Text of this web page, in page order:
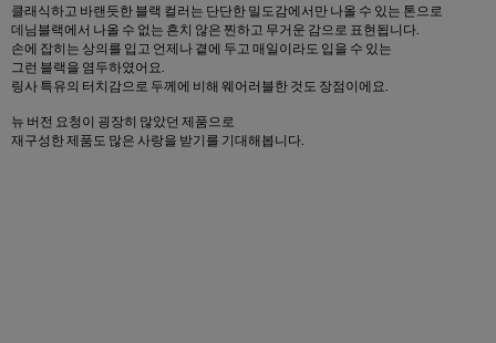
클래식하고 바랜듯한 블랙 컬러는 단단한 밀도감에서만 나올 수 있는 톤으로
데님블랙에서 나올 수 없는 흔치 않은 찐하고 무거운 감으로 표현됩니다.
손에 잡히는 상의를 입고 언제나 곁에 두고 매일이라도 입을 수 있는
그런 블랙을 염두하였어요.
링사 특유의 터치감으로 두께에 비해 웨어러블한 것도 장점이에요.
뉴 버전 요청이 굉장히 많았던 제품으로
재구성한 제품도 많은 사랑을 받기를 기대해봅니다.